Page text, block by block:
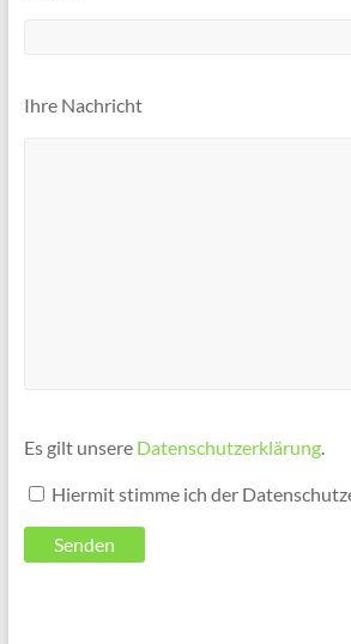
Ihre Nachricht
Es gilt unsere Datenschutzerklärung.
Hiermit stimme ich der